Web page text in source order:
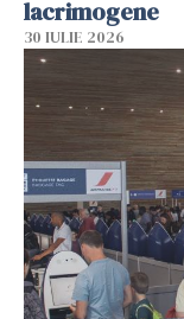
lacrimogene
30 IULIE 2026